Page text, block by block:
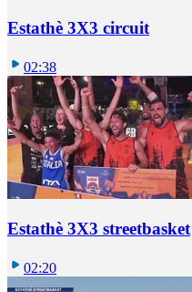
Estathè 3X3 circuit
02:38
Estathè 3X3 streetbasket
02:20